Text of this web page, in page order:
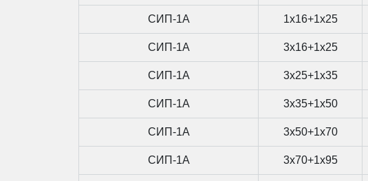
СИП-1А 1x16+1x25
СИП-1А 3x16+1x25
СИП-1А 3x25+1x35
СИП-1А 3x35+1x50
СИП-1А 3x50+1x70
СИП-1А 3x70+1x95